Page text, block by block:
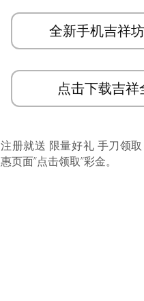
全新手机吉祥
点击下载吉祥
注册就送 限量好礼 手刀领
惠页面”点击领取”彩金。